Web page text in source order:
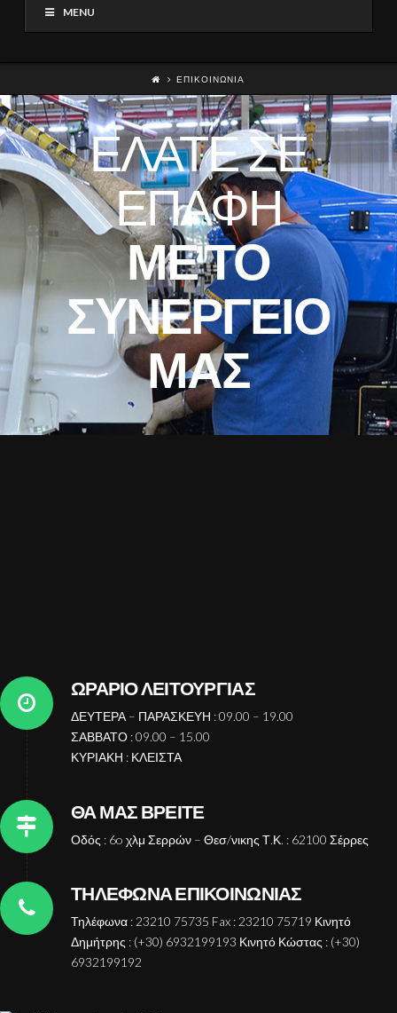
MENU
ΕΠΙΚΟΙΝΩΝΙΑ
ΕΛΑΤΕ ΣΕ
ΕΠΑΦΗ
ΜΕ ΤΟ
ΣΥΝΕΡΓΕΙΟ
ΜΑΣ
ΩΡΑΡΙΟ ΛΕΙΤΟΥΡΓΙΑΣ
ΔΕΥΤΕΡΑ – ΠΑΡΑΣΚΕΥΗ : 09.00 – 19.00
ΣΑΒΒΑΤΟ : 09.00 – 15.00
ΚΥΡΙΑΚΗ : ΚΛΕΙΣΤΑ
ΘΑ ΜΑΣ ΒΡΕΙΤΕ
Οδός : 6o χλμ Σερρών – Θεσ/νικης Τ.Κ. : 62100 Σέρρες
ΤΗΛΕΦΩΝΑ ΕΠΙΚΟΙΝΩΝΙΑΣ
Τηλέφωνα : 23210 75735 Fax : 23210 75719 Κινητό
Δημήτρης : (+30) 6932199193 Κινητό Κώστας : (+30)
6932199192